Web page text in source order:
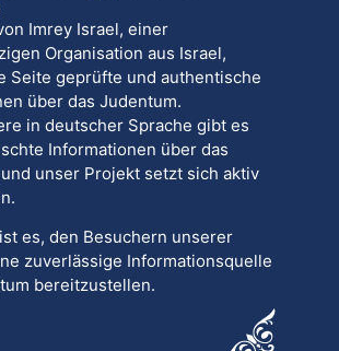
Imrey Israel, einer
Organisation aus Israel,
Seite geprüfte und authentische
über das Judentum.
in deutscher Sprache gibt es
Informationen über das
unser Projekt setzt sich aktiv
es, den Besuchern unserer
zuverlässige Informationsquelle
bereitzustellen.